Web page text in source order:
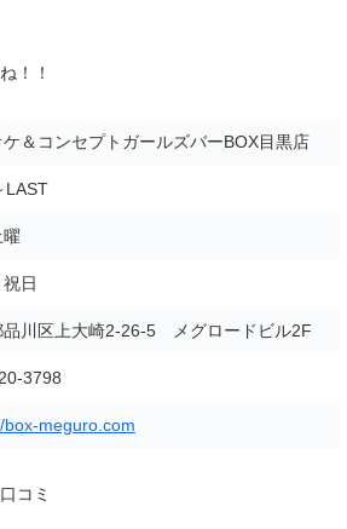
！！
ケ＆コンセプトガールズバーBOX目黒店
LAST
曜
日
品川区上大崎2-26-5 メグロードビル2F
3798
box-meguro.com
コミ